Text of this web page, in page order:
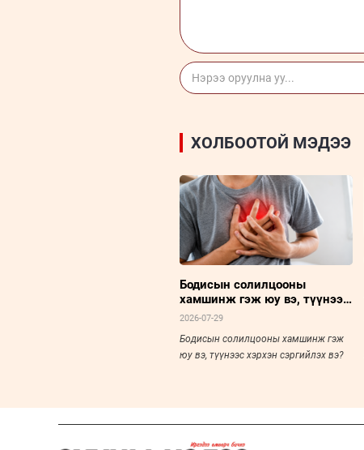
ХОЛБООТОЙ МЭДЭЭ
Бодисын солилцооны
хамшинж гэж юу вэ, түүнээс
хэрхэн сэргийлэх вэ?
2026-07-29
Бодисын солилцооны хамшинж гэж
юу вэ, түүнээс хэрхэн сэргийлэх вэ?